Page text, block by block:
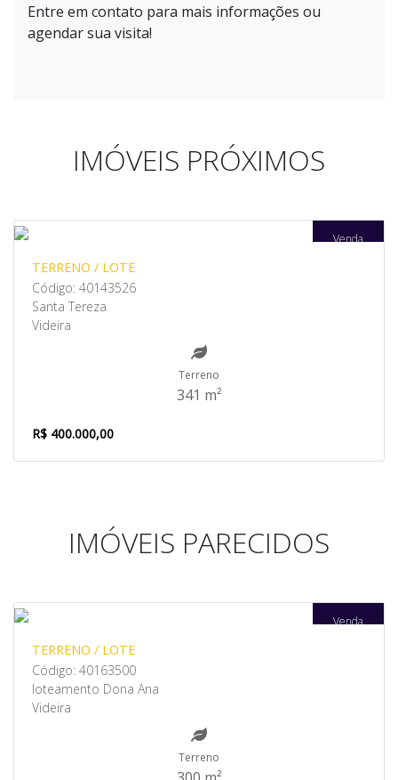
Entre em contato para mais informações ou
agendar sua visita!
IMÓVEIS PRÓXIMOS
Venda
TERRENO / LOTE
Código: 40143526
Santa Tereza
Videira
Terreno
341 m²
R$ 400.000,00
IMÓVEIS PARECIDOS
Venda
TERRENO / LOTE
Código: 40163500
loteamento Dona Ana
Videira
Terreno